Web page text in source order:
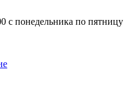
с понедельника по пятницу